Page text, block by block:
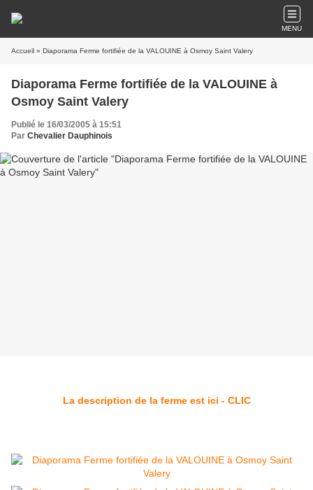
MENU
Accueil » Diaporama Ferme fortifiée de la VALOUINE à Osmoy Saint Valery
Diaporama Ferme fortifiée de la VALOUINE à
Osmoy Saint Valery
Publié le 16/03/2005 à 15:51
Par Chevalier Dauphinois
La description de la ferme est ici - CLIC